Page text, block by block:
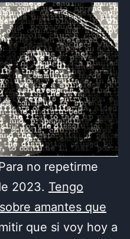
no repetirme
2023. Tengo
amantes que
que si voy hoy a